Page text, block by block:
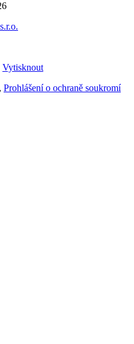
Vytisknout
, Prohlášení o ochraně soukromí